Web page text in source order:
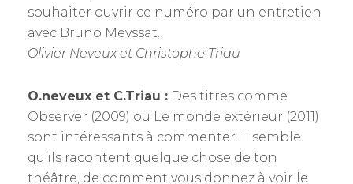
souhaiter ouvrir ce numéro par un entretien
avec Bruno Meyssat.
Olivier Neveux et Christophe Triau
O.neveux et C.Triau : Des titres comme
Observer (2009) ou Le monde extérieur (2011)
sont intéressants à commenter. Il semble
qu’ils racontent quelque chose de ton
théâtre, de comment vous donnez à voir le